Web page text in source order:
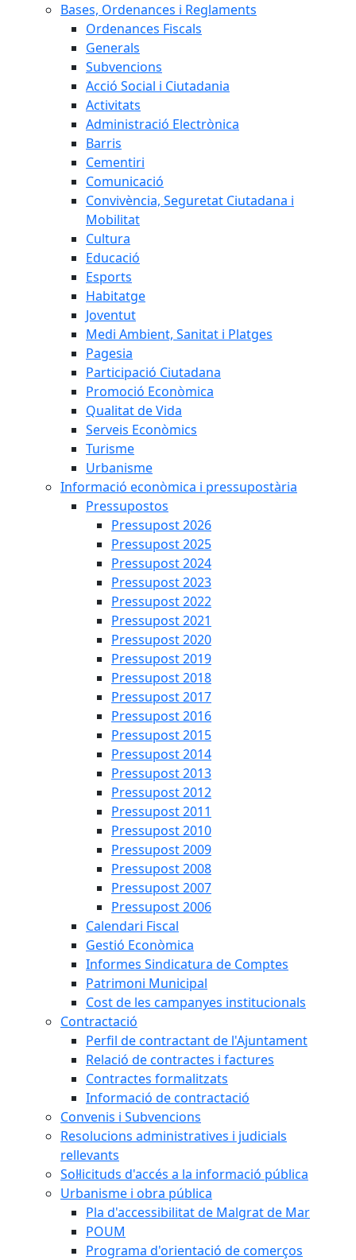
Bases, Ordenances i Reglaments
Ordenances Fiscals
Generals
Subvencions
Acció Social i Ciutadania
Activitats
Administració Electrònica
Barris
Cementiri
Comunicació
Convivència, Seguretat Ciutadana i
Mobilitat
Cultura
Educació
Esports
Habitatge
Joventut
Medi Ambient, Sanitat i Platges
Pagesia
Participació Ciutadana
Promoció Econòmica
Qualitat de Vida
Serveis Econòmics
Turisme
Urbanisme
Informació econòmica i pressupostària
Pressupostos
Pressupost 2026
Pressupost 2025
Pressupost 2024
Pressupost 2023
Pressupost 2022
Pressupost 2021
Pressupost 2020
Pressupost 2019
Pressupost 2018
Pressupost 2017
Pressupost 2016
Pressupost 2015
Pressupost 2014
Pressupost 2013
Pressupost 2012
Pressupost 2011
Pressupost 2010
Pressupost 2009
Pressupost 2008
Pressupost 2007
Pressupost 2006
Calendari Fiscal
Gestió Econòmica
Informes Sindicatura de Comptes
Patrimoni Municipal
Cost de les campanyes institucionals
Contractació
Perfil de contractant de l'Ajuntament
Relació de contractes i factures
Contractes formalitzats
Informació de contractació
Convenis i Subvencions
Resolucions administratives i judicials
rellevants
Sol·licituds d'accés a la informació pública
Urbanisme i obra pública
Pla d'accessibilitat de Malgrat de Mar
POUM
Programa d'orientació de comerços